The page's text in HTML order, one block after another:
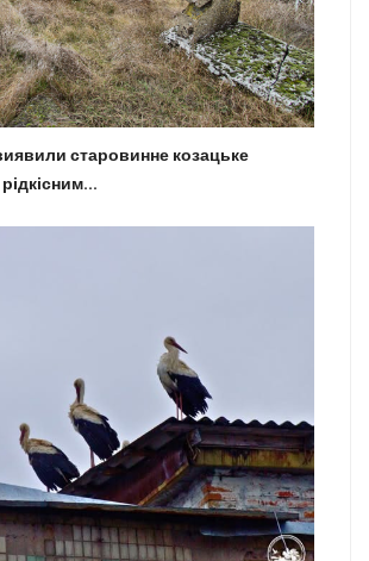
старовинне козацьке